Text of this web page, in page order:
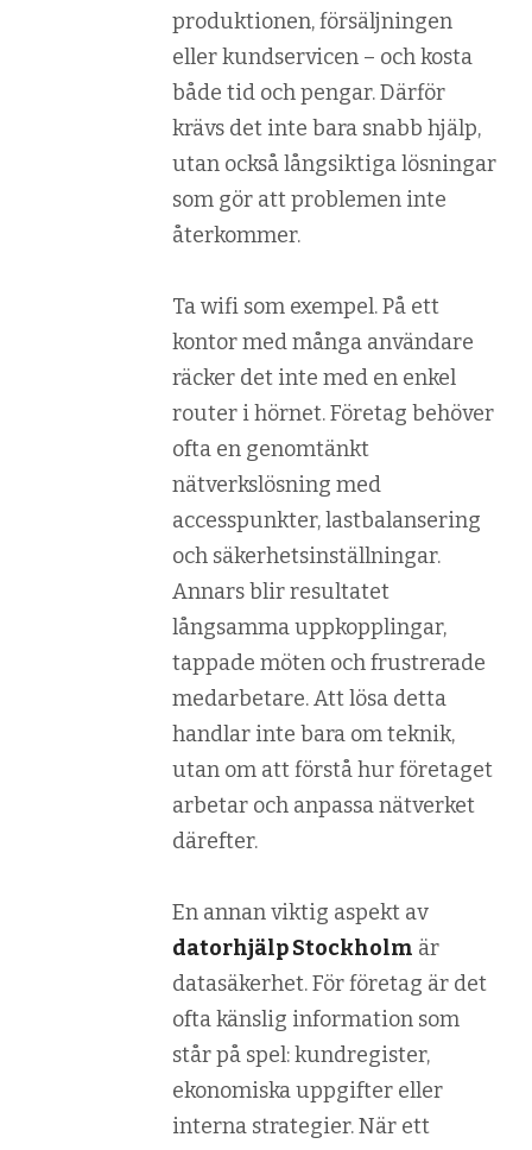
produktionen, försäljningen
eller kundservicen – och kosta
både tid och pengar. Därför
krävs det inte bara snabb hjälp,
utan också långsiktiga lösningar
som gör att problemen inte
återkommer.
Ta wifi som exempel. På ett
kontor med många användare
räcker det inte med en enkel
router i hörnet. Företag behöver
ofta en genomtänkt
nätverkslösning med
accesspunkter, lastbalansering
och säkerhetsinställningar.
Annars blir resultatet
långsamma uppkopplingar,
tappade möten och frustrerade
medarbetare. Att lösa detta
handlar inte bara om teknik,
utan om att förstå hur företaget
arbetar och anpassa nätverket
därefter.
En annan viktig aspekt av
datorhjälp Stockholm är
datasäkerhet. För företag är det
ofta känslig information som
står på spel: kundregister,
ekonomiska uppgifter eller
interna strategier. När ett